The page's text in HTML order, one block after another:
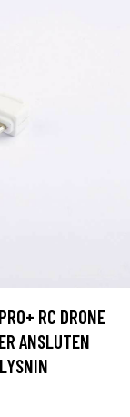
RC DRONE
ANSLUTEN